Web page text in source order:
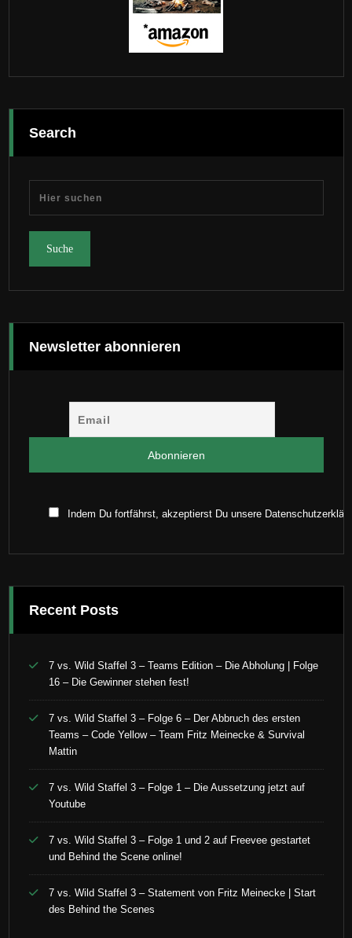
Search
Newsletter abonnieren
Indem Du fortfährst, akzeptierst Du unsere
Recent Posts
7 vs. Wild Staffel 3 – Teams Edition – Die Abholung | Folge
16 – Die Gewinner stehen fest!
7 vs. Wild Staffel 3 – Folge 6 – Der Abbruch des ersten
Teams – Code Yellow – Team Fritz Meinecke & Survival
Mattin
7 vs. Wild Staffel 3 – Folge 1 – Die Aussetzung jetzt auf
Youtube
7 vs. Wild Staffel 3 – Folge 1 und 2 auf Freevee gestartet
und Behind the Scene online!
7 vs. Wild Staffel 3 – Statement von Fritz Meinecke | Start
des Behind the Scenes